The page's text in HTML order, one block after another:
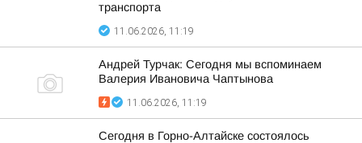
транспорта
11.06.2026, 11:19
Андрей Турчак: Сегодня мы вспоминаем
Валерия Ивановича Чаптынова
11.06.2026, 11:19
Сегодня в Горно-Алтайске состоялось